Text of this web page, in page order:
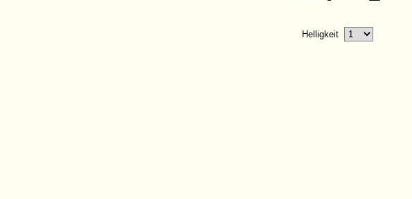
Helligkeit